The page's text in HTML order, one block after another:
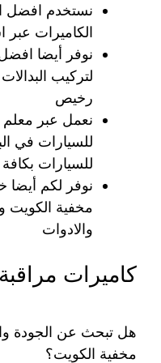
نستخدم افضل
الكاميرات عبر
نوفر أيضا
لتركيب
رخيص
نعمل عبر معلم
للسيارات في
للسيارات بكافة
نوفر لكم أيضا
مخفية الكويت
والادوات
كاميرات
هل تبحث عن الجودة
مخفية الكويت؟